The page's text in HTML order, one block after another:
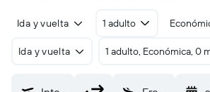
Ida y vuelta 1 adulto
Ida y vuelta 1 adulto, Económica, 0